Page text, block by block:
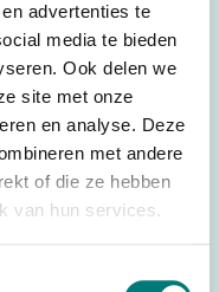
advertenties te
media te bieden
Ook delen we
site met onze
en analyse. Deze
met andere
of die ze hebben
van hun services.
Ikusi®